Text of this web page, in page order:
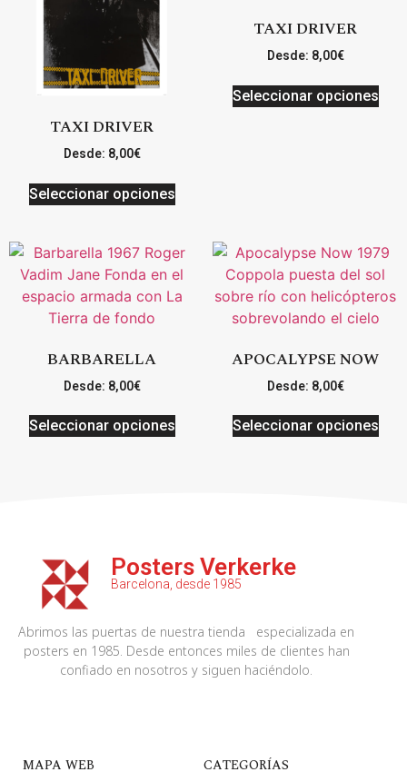
TAXI DRIVER
Desde: 8,00€
Seleccionar opciones
TAXI DRIVER
Desde: 8,00€
Seleccionar opciones
BARBARELLA
Desde: 8,00€
Seleccionar opciones
APOCALYPSE NOW
Desde: 8,00€
Seleccionar opciones
Posters Verkerke
Barcelona, desde 1985
Abrimos las puertas de nuestra tienda especializada en
posters en 1985. Desde entonces miles de clientes han
confiado en nosotros y siguen haciéndolo.
MAPA WEB CATEGORÍAS